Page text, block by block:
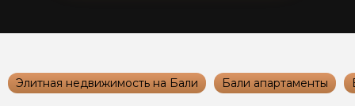
Элитная недвижимость на Бали Бали апартаменты